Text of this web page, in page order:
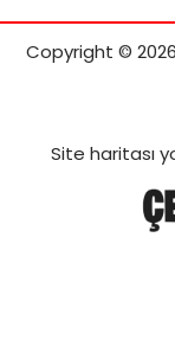
Copyright ©
Site haritası